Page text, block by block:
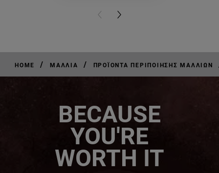
PREVIOUS CARD
NEXT CARD
HOME / ΜΑΛΛΙΆ / ΠΡΟΪΌΝΤΑ ΠΕΡΙΠΟΊΗΣΗΣ ΜΑΛΛΙΏΝ
BECAUSE
YOU'RE
WORTH IT